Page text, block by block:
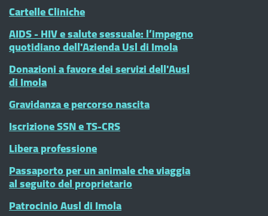
Cartelle Cliniche
AIDS - HIV e salute sessuale: l’impegno
quotidiano dell'Azienda Usl di Imola
Donazioni a favore dei servizi dell'Ausl
di Imola
Gravidanza e percorso nascita
Iscrizione SSN e TS-CRS
Libera professione
Passaporto per un animale che viaggia
al seguito del proprietario
Patrocinio Ausl di Imola